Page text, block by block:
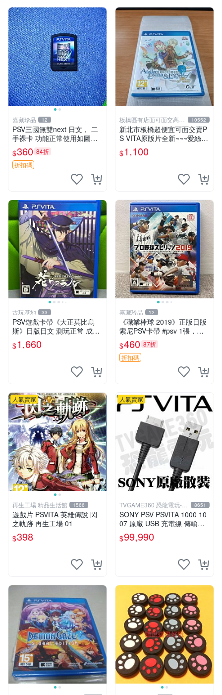
嘉藏珍品 12
PSV三國無雙next 日文， 二
手裸卡 功能正常使用如圖所
示 需要的朋友
$360 84折
折扣碼
板橋區有店面可面交高價
回收電玩
10552
新北市板橋超便宜可面交賣P
S VITA原版片全新~~~愛絲卡
&羅吉的鍊金工房 PLUS ~黃
昏天空之鍊金術士~~~便宜賣
$1,100
古玩基地 33
PSV遊戲卡帶《大正莫比烏
斯》日版日文 測玩正常 成色
如圖 傳真即發 大正莫比烏斯
PSV 日版 測試良好 附原盒
$1,660
嘉藏珍品 12
《職業棒球 2019》正版日版
索尼PSV卡帶 #psv 1張，同
時購第二張起可減張， 成色
如圖，原相機拍攝，一卡一
拍，因相機，光線環境等因
$460 87折
折扣碼
人氣賣家
再生工場 精品生活館 1566
遊戲片 PSVITA 英雄傳說 閃
之軌跡 再生工場 01
$398
人氣賣家
TVGAME360 恐龍電玩-台
中店
8651
SONY PSV PSVITA 1000 10
07 原廠 USB 充電線 傳輸線
數據線 裸裝【台中恐龍電
玩】
$99,990